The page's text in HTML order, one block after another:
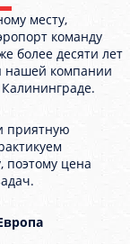
месту,
команду
более десяти лет
нашей компании
приятную
поэтому цена